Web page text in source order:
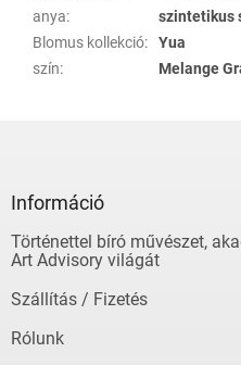
anya:
szintetikus
Blomus kollekció:
Yua
szín: Melange
Információ
Történettel bíró művészet,
Art Advisory világát
Szállítás / Fizetés
Rólunk